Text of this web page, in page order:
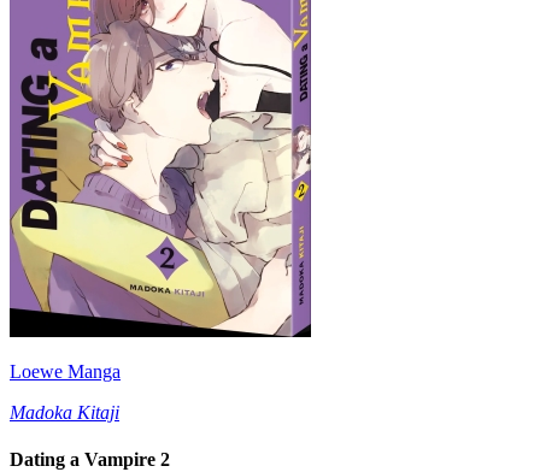
Loewe Manga
Madoka Kitaji
Dating a Vampire 2